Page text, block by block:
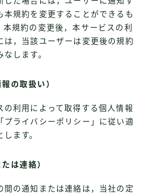
本規約を変更することができるも
本規約の変更後，本サービスの利
は，当該ユーザーは変更後の規約
します。
の取扱い）
の利用によって取得する個人情報
プライバシーポリシー」に従い適
ます。
は連絡）
間の通知または連絡は，当社の定